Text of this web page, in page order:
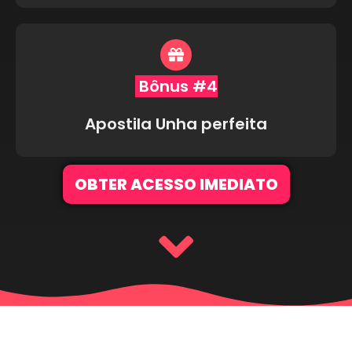
Bônus #4
Apostila Unha perfeita
OBTER ACESSO IMEDIATO